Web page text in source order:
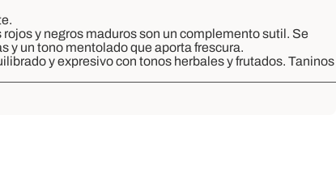
y negros maduros son un complemento sutil. Se
y un tono mentolado que aporta frescura.
y expresivo con tonos herbales y frutados. Taninos